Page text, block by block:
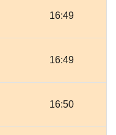
16:49
16:49
16:50